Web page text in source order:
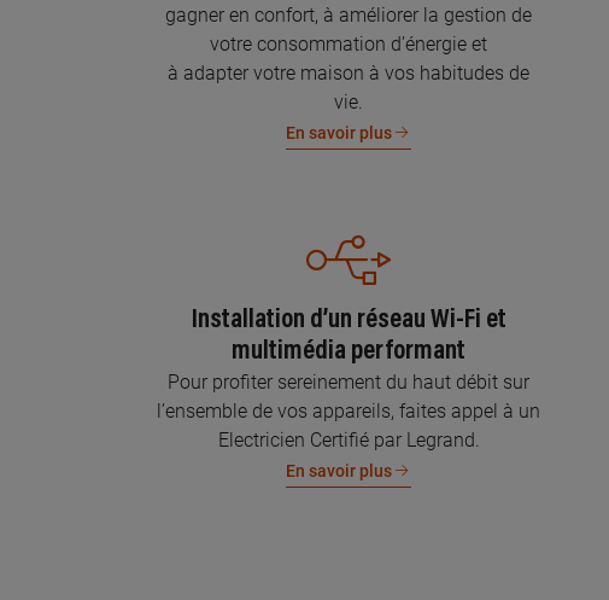
gagner en confort, à améliorer la gestion de
votre consommation d’énergie et
à adapter votre maison à vos habitudes de
vie.
En savoir plus
Installation d’un réseau Wi-Fi et
multimédia performant
Pour profiter sereinement du haut débit sur
l’ensemble de vos appareils, faites appel à un
Electricien Certifié par Legrand.
En savoir plus